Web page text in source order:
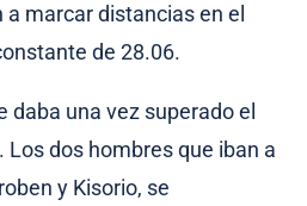
marcar distancias en el
de 28.06.
daba una vez superado el
Los dos hombres que iban a
y Kisorio, se